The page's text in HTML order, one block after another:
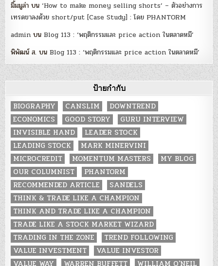
มิ้มมูล่า บน‘How to make money selling shorts’ – ตัวอย่างการ
เทรดขาลงด้วย short/put [Case Study] : โดย PHANTORM
admin บนBlog 113 : ‘พฤติกรรมและ price action ในตลาดหมี’
พิพัฒน์ ส. บนBlog 113 : ‘พฤติกรรมและ price action ในตลาดหมี’
ป้ายกำกับ
BIOGRAPHY CANSLIM
DOWNTREND
ECONOMICS
GOOD STORY
GURU INTERVIEW
INVISIBLE HAND
LEADER STOCK
LEADING STOCK
MARK MINERVINI
MICROCREDIT
MOMENTUM MASTERS
MY BLOG
OUR COLUMNIST
PHANTORM
RECOMMENDED ARTICLE
SANDELS
THINK & TRADE LIKE A CHAMPION
THINK AND TRADE LIKE A CHAMPION
TRADE LIKE A STOCK MARKET WIZARD
TRADING IN THE ZONE
TREND FOLLOWING
VALUE INVESTMENT
VALUE INVESTOR
VALUE WAY
WARREN BUFFETT WILLIAM O'NEIL